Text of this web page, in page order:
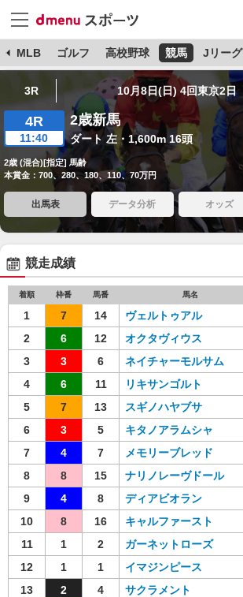
MLB ゴルフ 高校野球 競馬 Jリーグ
3R 10月8日(日) 4回東京2日
4R
11:40
2歳新馬
ダート 左・1,600m 16頭
2歳 (混合)[指定] 馬齢
本賞金：700、280、180、110、70万円
出馬表 データ分析 オッズ
競走成績
着順 枠番 馬番 馬名
1 7 14 ヴェルトゥアル
2
6 12 オクタヴィウス
3
3 6 ネイチャーモルサム
4
6 11 リキサンゴルト
5
7 13 スギノハヤブサ
6
3 5 キタノアラムシャ
7
4 7 メモリーブレッド
8
8 15 ナリノレーヴドール
9
4 8 ディアビオラン
10
8 16 キャルファースト
11
1 2 ガーネットローズ
12
1 1 イマジンピース
13
2 4 サクラメント